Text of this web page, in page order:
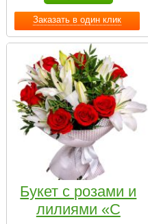
Заказать в один клик
Букет с розами и
лилиями «С